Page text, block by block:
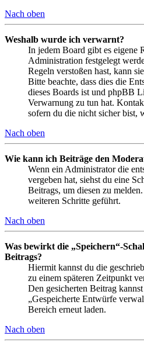
Nach oben
Weshalb wurde ich verwarnt?
In jedem Board gibt es eigene
Administration festgelegt
Regeln verstoßen hast, kann
Bitte beachte, dass dies die
dieses Boards ist und phpBB
Verwarnung zu tun hat.
sofern du die nicht sicher bist,
Nach oben
Wie kann ich Beiträge den
Wenn ein Administrator die
vergeben hat, siehst du eine
Beitrags, um diesen zu
weiteren Schritte geführt.
Nach oben
Was bewirkt die „Speichern“-
Beitrags?
Hiermit kannst du die
zu einem späteren Zeitpunkt
Den gesicherten Beitrag
„Gespeicherte Entwürfe
Bereich erneut laden.
Nach oben